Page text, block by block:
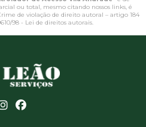
ou total, mesmo citando nossos links, é
de violação de direito autoral – artigo 184
98 - Lei de direitos autorais.